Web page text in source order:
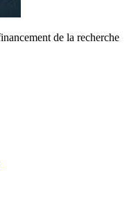
de la recherche